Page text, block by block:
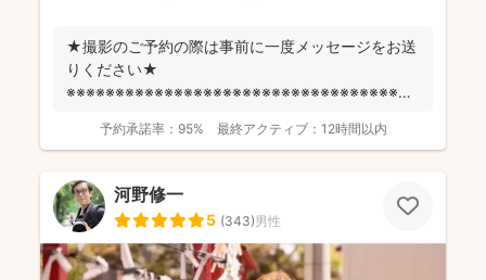
★撮影のご予約の際は事前に一度メッセージをお送
りください★
※※※※※※※※※※※※※※※※※※※※※※※※※※※※※※※※※※※※
予約承諾率： 95% 最終アクティブ： 12時間以内
河野修一
5 (343)男性